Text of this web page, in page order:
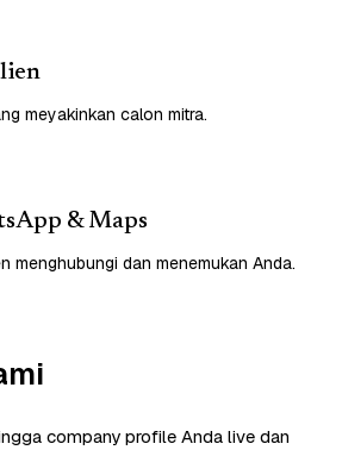
meyakinkan calon mitra.
& Maps
menghubungi dan menemukan Anda.
company profile Anda live dan